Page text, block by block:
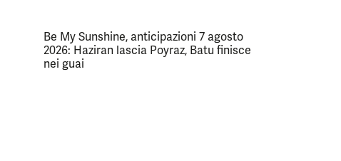
Be My Sunshine, anticipazioni 7 agosto
2026: Haziran lascia Poyraz, Batu finisce
nei guai